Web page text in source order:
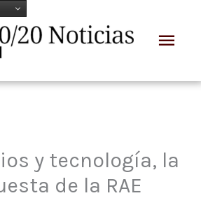
y tecnología, la
de la RAE